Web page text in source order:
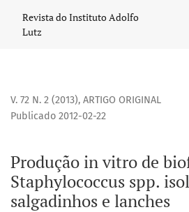
Produção in vitro de biofilme por
Revista do Instituto Adolfo
Lutz
V. 72 N. 2 (2013), ARTIGO ORIGINAL
Produção in vitro de
Staphylococcus spp.
salgadinhos e lanches
Publicado 2012-02-22